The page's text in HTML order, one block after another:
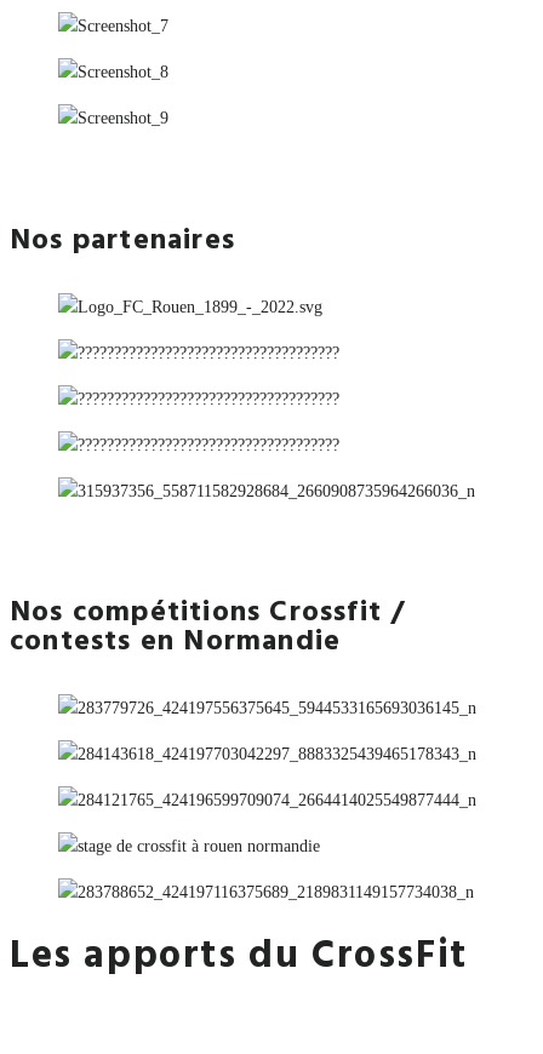
Nos partenaires
Nos compétitions Crossfit /
contests en Normandie
Les apports du CrossFit